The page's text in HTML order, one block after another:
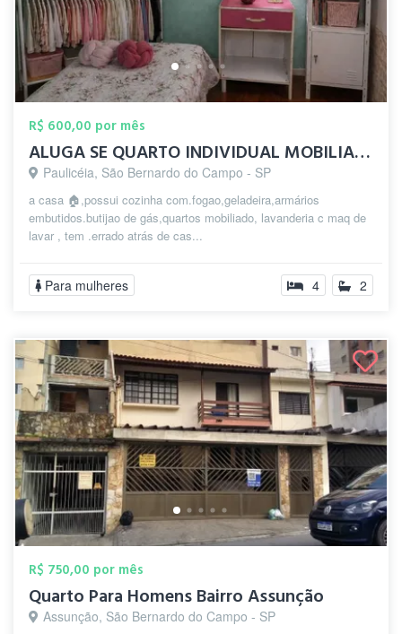
R$ 600,00 por mês
ALUGA SE QUARTO INDIVIDUAL MOBILIADO
Paulicéia, São Bernardo do Campo - SP
a casa 🏠,possui cozinha com.fogao,geladeira,armários
embutidos.butijao de gás,quartos mobiliado, lavanderia c maq de
lavar , tem .errado atrás de cas...
Para mulheres 4 2
R$ 750,00 por mês
Quarto Para Homens Bairro Assunção
Assunção, São Bernardo do Campo - SP